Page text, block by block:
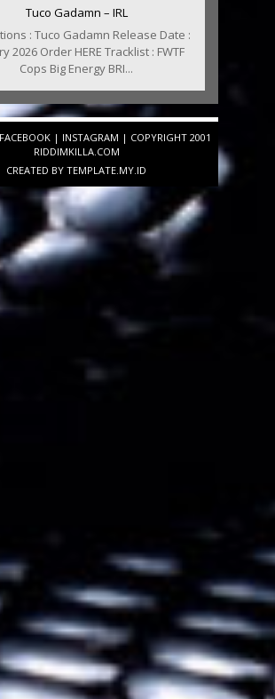
Tuco Gadamn – IRL
: Tuco Gadamn Release Date :
2026 Order HERE Tracklist : FWTF
Cops Big Energy BRI...
FACEBOOK | INSTAGRAM | COPYRIGHT 2001
RIDDIMKILLA.COM
CREATED BY TEMPLATE.MY.ID